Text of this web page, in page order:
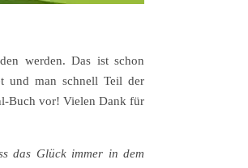
werden. Das ist schon
und man schnell Teil der
Buch vor! Vielen Dank für
das Glück immer in dem